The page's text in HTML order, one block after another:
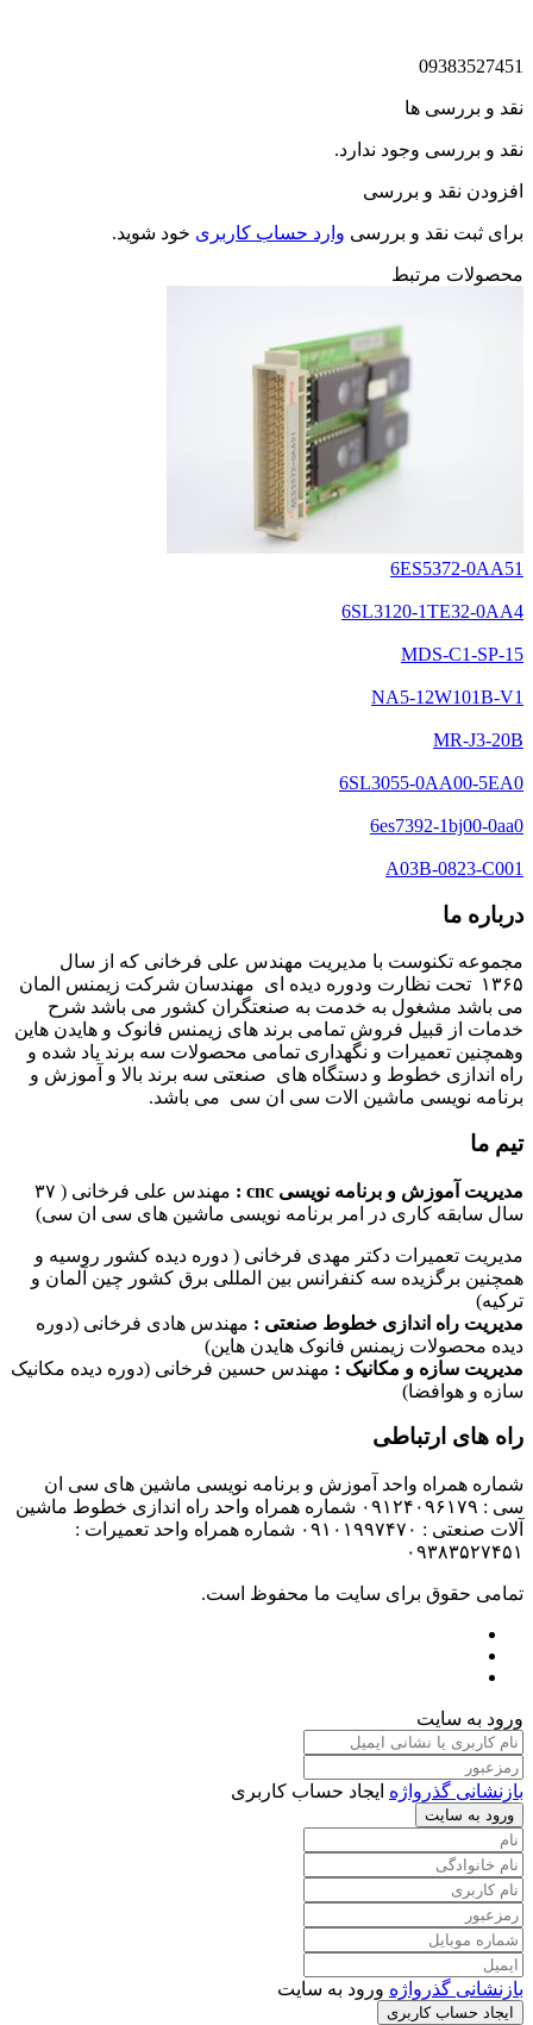
09383527451
نقد و بررسی ها
نقد و بررسی وجود ندارد.
افزودن نقد و بررسی
برای ثبت نقد و بررسی وارد حساب کاربری خود شوید.
محصولات مرتبط
6ES5372-0AA51
6SL3120-1TE32-0AA4
MDS-C1-SP-15
NA5-12W101B-V1
MR-J3-20B
6SL3055-0AA00-5EA0
6es7392-1bj00-0aa0
A03B-0823-C001
درباره ما
مجموعه تکنوست با مدیریت مهندس علی فرخانی که از سال
۱۳۶۵ تحت نظارت ودوره دیده ای مهندسان شرکت زیمنس المان
می باشد مشغول به خدمت به صنعتگران کشور می باشد شرح
خدمات از قبیل فروش تمامی برند های زیمنس فانوک و هایدن هاین
وهمچنین تعمیرات و نگهداری تمامی محصولات سه برند یاد شده و
راه اندازی خطوط و دستگاه های صنعتی سه برند بالا و آموزش و
برنامه نویسی ماشین الات سی ان سی می باشد.
تیم ما
مدیریت آموزش و برنامه نویسی cnc :
مهندس علی فرخانی ( ۳۷
سال سابقه کاری در امر برنامه نویسی ماشین های سی ان سی)
مدیریت تعمیرات دکتر مهدی فرخانی ( دوره دیده کشور روسیه و
همچنین برگزیده سه کنفرانس بین المللی برق کشور چین آلمان و
ترکیه)
مدیریت راه اندازی خطوط صنعتی : مهندس هادی فرخانی (دوره
دیده محصولات زیمنس فانوک هایدن هاین)
مدیریت سازه و مکانیک : مهندس حسین فرخانی (دوره دیده مکانیک
سازه و هوافضا)
راه های ارتباطی
شماره همراه واحد آموزش و برنامه نویسی ماشین های سی ان
سی : ۰۹۱۲۴۰۹۶۱۷۹ شماره همراه واحد راه اندازی خطوط ماشین
آلات صنعتی : ۰۹۱۰۱۹۹۷۴۷۰ شماره همراه واحد تعمیرات :
۰۹۳۸۳۵۲۷۴۵۱
تمامی حقوق برای سایت ما محفوظ است.
ورود به سایت
بازنشانی گذرواژه ایجاد حساب کاربری
ورود به سایت
بازنشانی گذرواژه ورود به سایت
ایجاد حساب کاربری